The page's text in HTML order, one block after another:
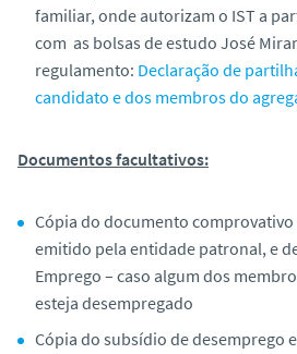
familiar, onde autorizam o IST a
com as bolsas de estudo José
regulamento: Declaração de
candidato e dos membros do
Documentos facultativos:
Cópia do documento
emitido pela entidade patronal, e
Emprego – caso algum dos
esteja desempregado
Cópia do subsídio de desemprego